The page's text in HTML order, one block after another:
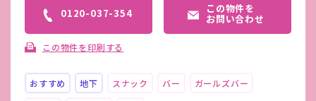
0120-037-354 この物件を
お問い合わせ
この物件を印刷する
おすすめ 地下 スナック バー ガールズバー